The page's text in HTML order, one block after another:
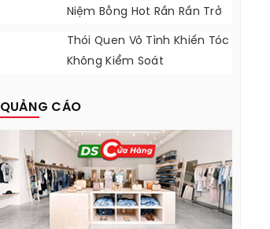
Niệm Bỗng Hot Rần Rần Trở
Lại
Thói Quen Vô Tình Khiến Tóc
Không Kiểm Soát
QUẢNG CÁO